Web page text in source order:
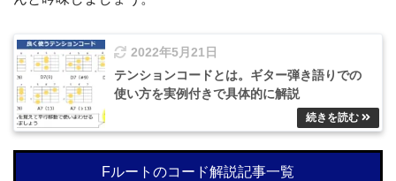
2022年5月21日
テンションコードとは。ギター弾き語りでの
使い方を実例付きで具体的に解説
Fルートのコード解説記事一覧